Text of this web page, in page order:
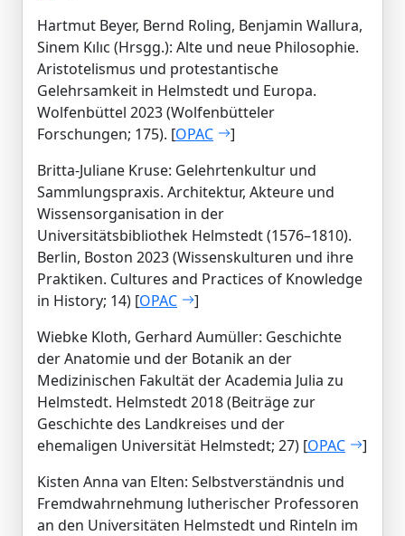
Hartmut Beyer, Bernd Roling, Benjamin Wallura,
Sinem Kılıc (Hrsgg.): Alte und neue Philosophie.
Aristotelismus und protestantische
Gelehrsamkeit in Helmstedt und Europa.
Wolfenbüttel 2023 (Wolfenbütteler
Forschungen; 175). [OPAC
]
Britta-Juliane Kruse: Gelehrtenkultur und
Sammlungspraxis. Architektur, Akteure und
Wissensorganisation in der
Universitätsbibliothek Helmstedt (1576–1810).
Berlin, Boston 2023 (Wissenskulturen und ihre
Praktiken. Cultures and Practices of Knowledge
in History; 14) [OPAC
]
Wiebke Kloth, Gerhard Aumüller: Geschichte
der Anatomie und der Botanik an der
Medizinischen Fakultät der Academia Julia zu
Helmstedt. Helmstedt 2018 (Beiträge zur
Geschichte des Landkreises und der
ehemaligen Universität Helmstedt; 27) [OPAC
]
Kisten Anna van Elten: Selbstverständnis und
Fremdwahrnehmung lutherischer Professoren
an den Universitäten Helmstedt und Rinteln im